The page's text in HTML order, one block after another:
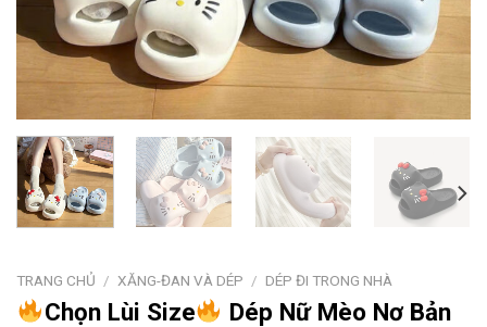
TRANG CHỦ / XĂNG-ĐAN VÀ DÉP / DÉP ĐI TRONG NHÀ
Chọn Lùi Size
Dép Nữ Mèo Nơ Bản